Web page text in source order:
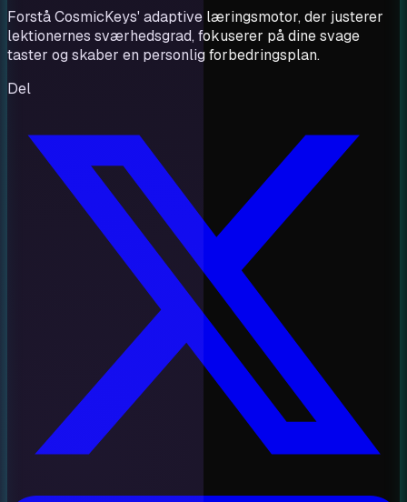
Forstå CosmicKeys' adaptive læringsmotor, der justerer
lektionernes sværhedsgrad, fokuserer på dine svage
taster og skaber en personlig forbedringsplan.
Del